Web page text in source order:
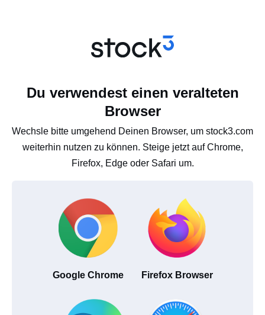
Du verwendest einen veralteten
Browser
Wechsle bitte umgehend Deinen Browser, um stock3.com
weiterhin nutzen zu können. Steige jetzt auf Chrome,
Firefox, Edge oder Safari um.
Google Chrome Firefox Browser